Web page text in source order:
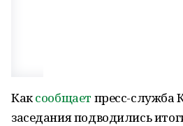
Каксообщает пресс-служба
заседания подводились